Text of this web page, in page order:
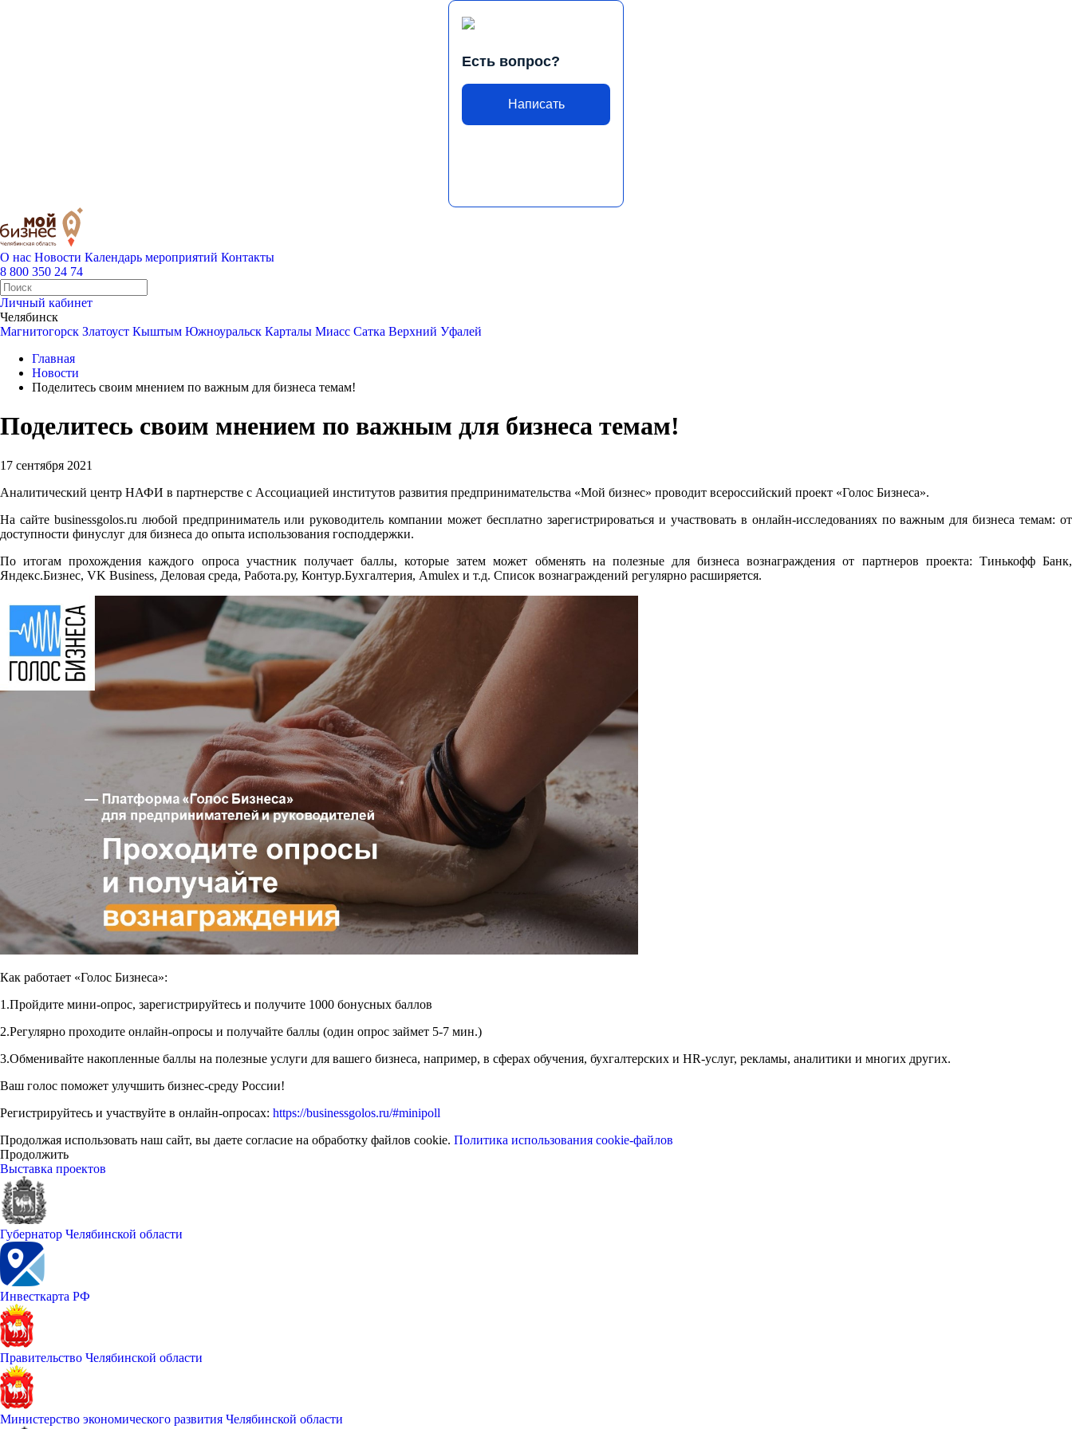
Есть вопрос?
Написать
О нас Новости Календарь мероприятий Контакты
8 800 350 24 74
Личный кабинет
Челябинск
Магнитогорск Златоуст Кыштым Южноуральск Карталы Миасс Сатка Верхний Уфалей
Главная
Новости
Поделитесь своим мнением по важным для бизнеса темам!
Поделитесь своим мнением по важным для бизнеса темам!
17 сентября 2021
Аналитический центр НАФИ в партнерстве с Ассоциацией институтов развития предпринимательства «Мой бизнес» проводит всероссийский проект «Голос Бизнеса».
На сайте businessgolos.ru любой предприниматель или руководитель компании может бесплатно зарегистрироваться и участвовать в онлайн-исследованиях по важным для бизнеса темам: от
доступности финуслуг для бизнеса до опыта использования господдержки.
По итогам прохождения каждого опроса участник получает баллы, которые затем может обменять на полезные для бизнеса вознаграждения от партнеров проекта: Тинькофф Банк,
Яндекс.Бизнес, VK Business, Деловая среда, Работа.ру, Контур.Бухгалтерия, Amulex и т.д. Список вознаграждений регулярно расширяется.
Как работает «Голос Бизнеса»:
1.Пройдите мини-опрос, зарегистрируйтесь и получите 1000 бонусных баллов
2.Регулярно проходите онлайн-опросы и получайте баллы (один опрос займет 5-7 мин.)
3.Обменивайте накопленные баллы на полезные услуги для вашего бизнеса, например, в сферах обучения, бухгалтерских и HR-услуг, рекламы, аналитики и многих других.
Ваш голос поможет улучшить бизнес-среду России!
Регистрируйтесь и участвуйте в онлайн-опросах: https://businessgolos.ru/#minipoll
Продолжая использовать наш сайт, вы даете согласие на обработку файлов cookie. Политика использования cookie-файлов
Продолжить
Выставка проектов
Губернатор Челябинской области
Инвесткарта РФ
Правительство Челябинской области
Министерство экономического развития Челябинской области